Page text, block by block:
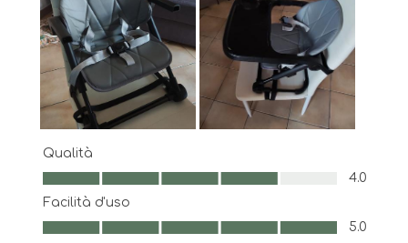
Qualità
Qualità, 4.0 su 5
4.0
Facilità d'uso
Facilità d'uso, 5.0 su 5
5.0